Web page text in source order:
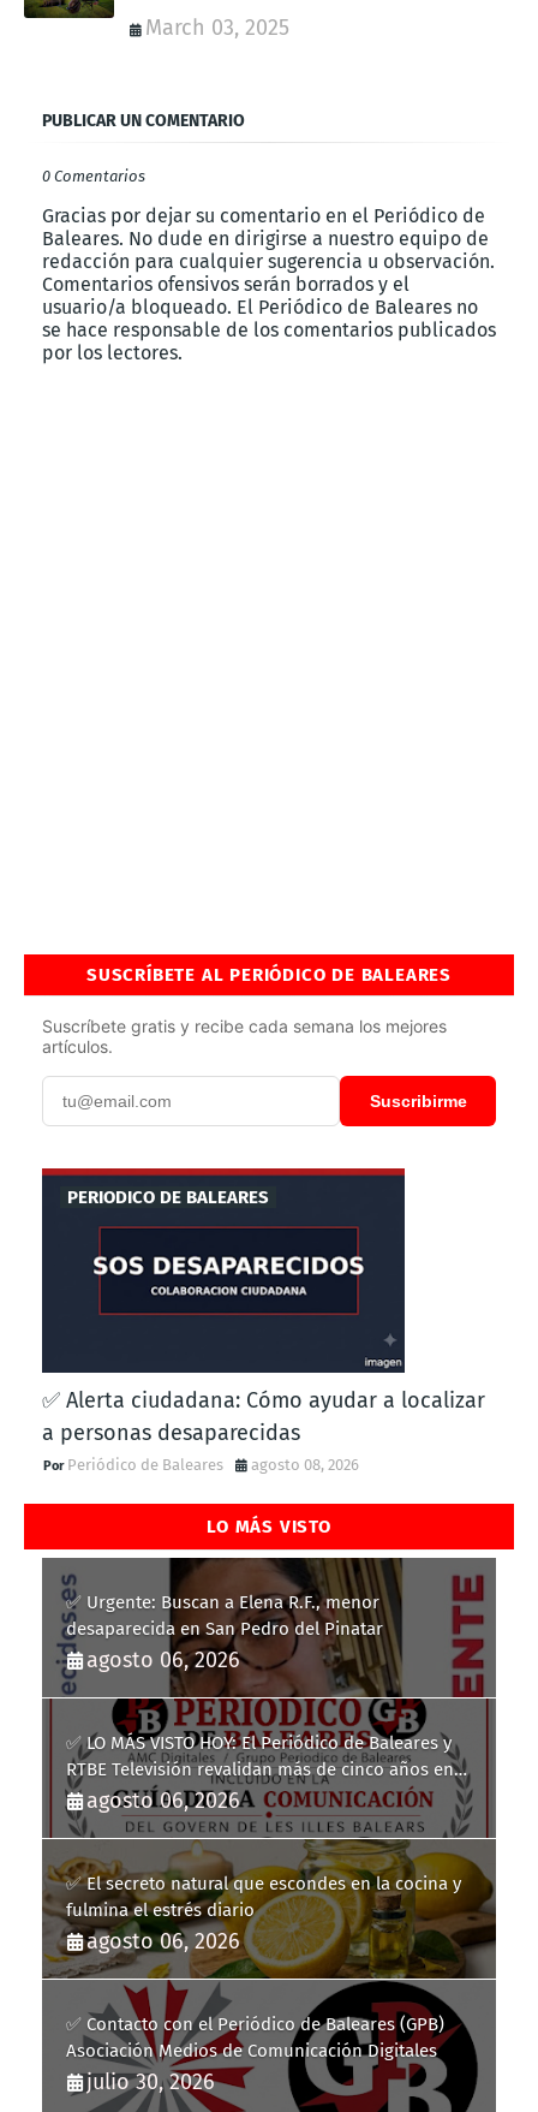
March 03, 2025
PUBLICAR UN COMENTARIO
0 Comentarios
Gracias por dejar su comentario en el Periódico de
Baleares. No dude en dirigirse a nuestro equipo de
redacción para cualquier sugerencia u observación.
Comentarios ofensivos serán borrados y el
usuario/a bloqueado. El Periódico de Baleares no
se hace responsable de los comentarios publicados
por los lectores.
SUSCRÍBETE AL PERIÓDICO DE BALEARES
Suscríbete gratis y recibe cada semana los mejores
artículos.
Suscribirme
PERIODICO DE BALEARES
✅ Alerta ciudadana: Cómo ayudar a localizar
a personas desaparecidas
Periódico de Baleares agosto 08, 2026
LO MÁS VISTO
✅ Urgente: Buscan a Elena R.F., menor
desaparecida en San Pedro del Pinatar
agosto 06, 2026
✅ LO MÁS VISTO HOY: El Periódico de Baleares y
RTBE Televisión revalidan más de cinco años en
la Guía de la Comunicación del Govern de les Illes
Balears
agosto 06, 2026
✅ El secreto natural que escondes en la cocina y
fulmina el estrés diario
agosto 06, 2026
✅ Contacto con el Periódico de Baleares (GPB)
Asociación Medios de Comunicación Digitales
julio 30, 2026